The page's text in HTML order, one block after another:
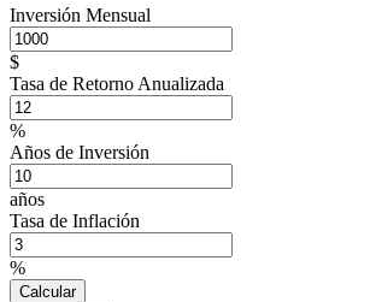
Inversión Mensual
$
Tasa de Retorno Anualizada
%
Años de Inversión
años
Tasa de Inflación
%
Calcular